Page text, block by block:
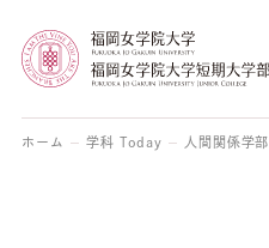
ホーム 学科 Today 人間関係学部